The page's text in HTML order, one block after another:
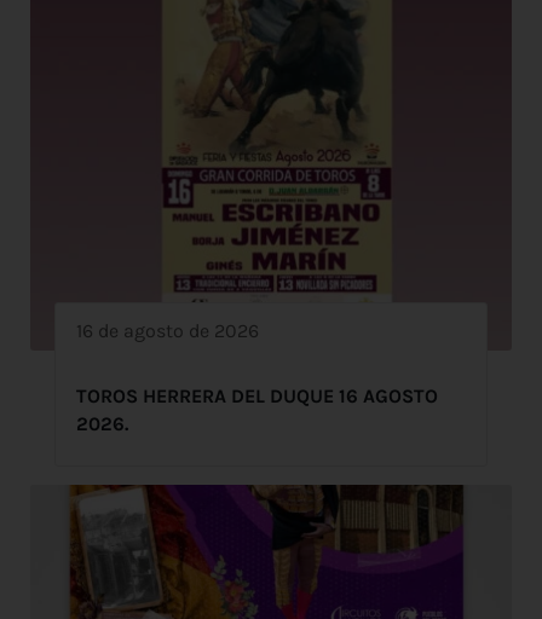
16 de agosto de 2026
TOROS HERRERA DEL DUQUE 16 AGOSTO
2026.